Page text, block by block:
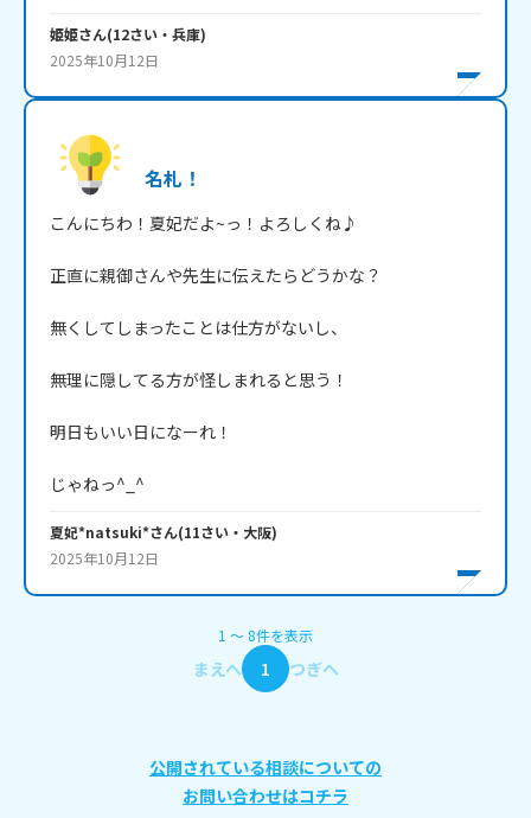
姫姫さん(12さい・ 兵庫)
2025年10月12日
名札！
こんにちわ！夏妃だよ~っ！よろしくね♪
正直に親御さんや先生に伝えたらどうかな？
無くしてしまったことは仕方がないし、
無理に隠してる方が怪しまれると思う！
明日もいい日になーれ！
じゃねっ^_^
夏妃*natsuki*さん(11さい・ 大阪)
2025年10月12日
1 〜 8件を表示
まえへ 1 つぎへ
公開されている相談についての
お問い合わせはコチラ